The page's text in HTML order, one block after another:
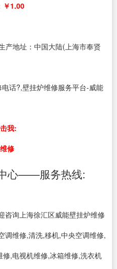
￥1.00
产地址：中国大陆(上海市奉贤
话?,壁挂炉维修服务平台-威能
我:
修
心——服务热线:
咨询上海徐汇区威能壁挂炉维修
调维修,清洗,移机,中央空调维修,
,电视机维修,冰箱维修,洗衣机